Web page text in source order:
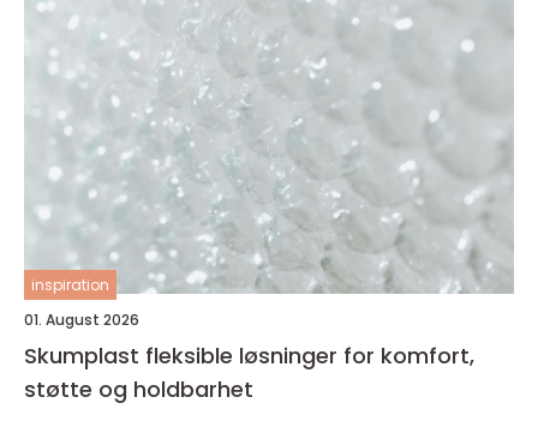
inspiration
01. August 2026
Skumplast fleksible løsninger for komfort,
støtte og holdbarhet